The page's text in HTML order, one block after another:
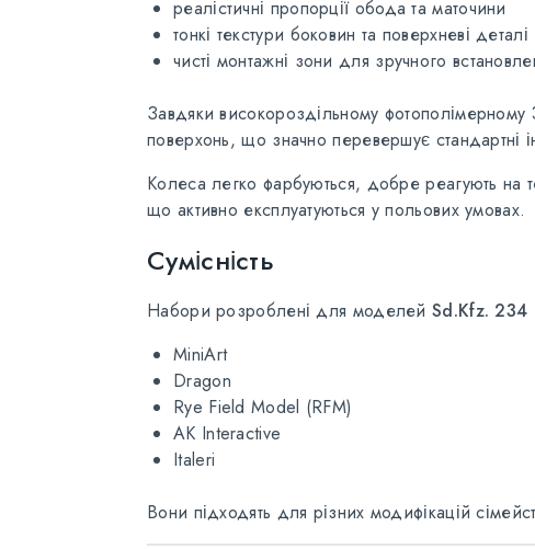
реалістичні пропорції обода та маточини
тонкі текстури боковин та поверхневі деталі
чисті монтажні зони для зручного
Завдяки високороздільному фотополімерному
поверхонь, що значно перевершує стандартні
Колеса легко фарбуються, добре реагують на
що активно експлуатуються у польових умовах.
Сумісність
Набори розроблені для моделей Sd.Kfz. 234
MiniArt
Dragon
Rye Field Model (RFM)
AK Interactive
Italeri
Вони підходять для різних модифікацій